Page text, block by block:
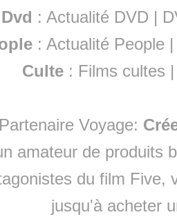
Dvd : Actualité DVD |
:Actualité People
Culte : Films cultes
Partenaire Voyage:
amateur de produits
du film Five,
jusqu'à acheter